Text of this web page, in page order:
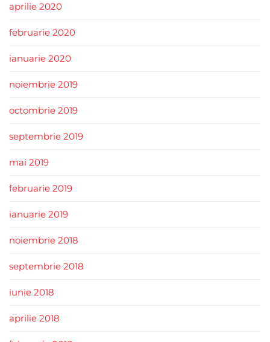
aprilie 2020
februarie 2020
ianuarie 2020
noiembrie 2019
octombrie 2019
septembrie 2019
mai 2019
februarie 2019
ianuarie 2019
noiembrie 2018
septembrie 2018
iunie 2018
aprilie 2018